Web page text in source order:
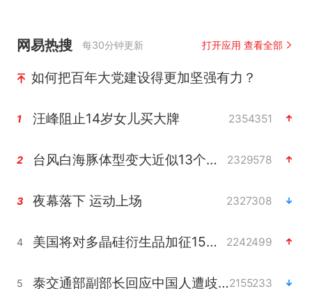
网易热搜 每30分钟更新 打开应用 查看全部
如何把百年大党建设得更加坚强有力？
1 汪峰阻止14岁女儿买大牌 2354351
2 台风白海豚体型变大近似13个浙江面积 2329578
3 夜幕落下 运动上场 2327308
4 美国将对多晶硅衍生品加征15%关税 2242499
5 泰交通部副部长回应中国人遭歧视手势2155233